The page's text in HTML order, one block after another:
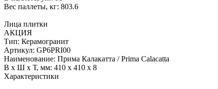
Вес паллеты, кг: 803.6
Лица плитки
АКЦИЯ
Тип: Керамогранит
Артикул: GP6PRI00
Наименование: Прима Калакатта / Prima Calacatta
В x Ш x Т, мм: 410 x 410 x 8
Характеристики